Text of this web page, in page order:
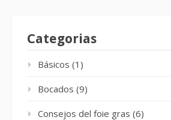
Categorias
Básicos (1)
Bocados (9)
Consejos del foie gras (6)